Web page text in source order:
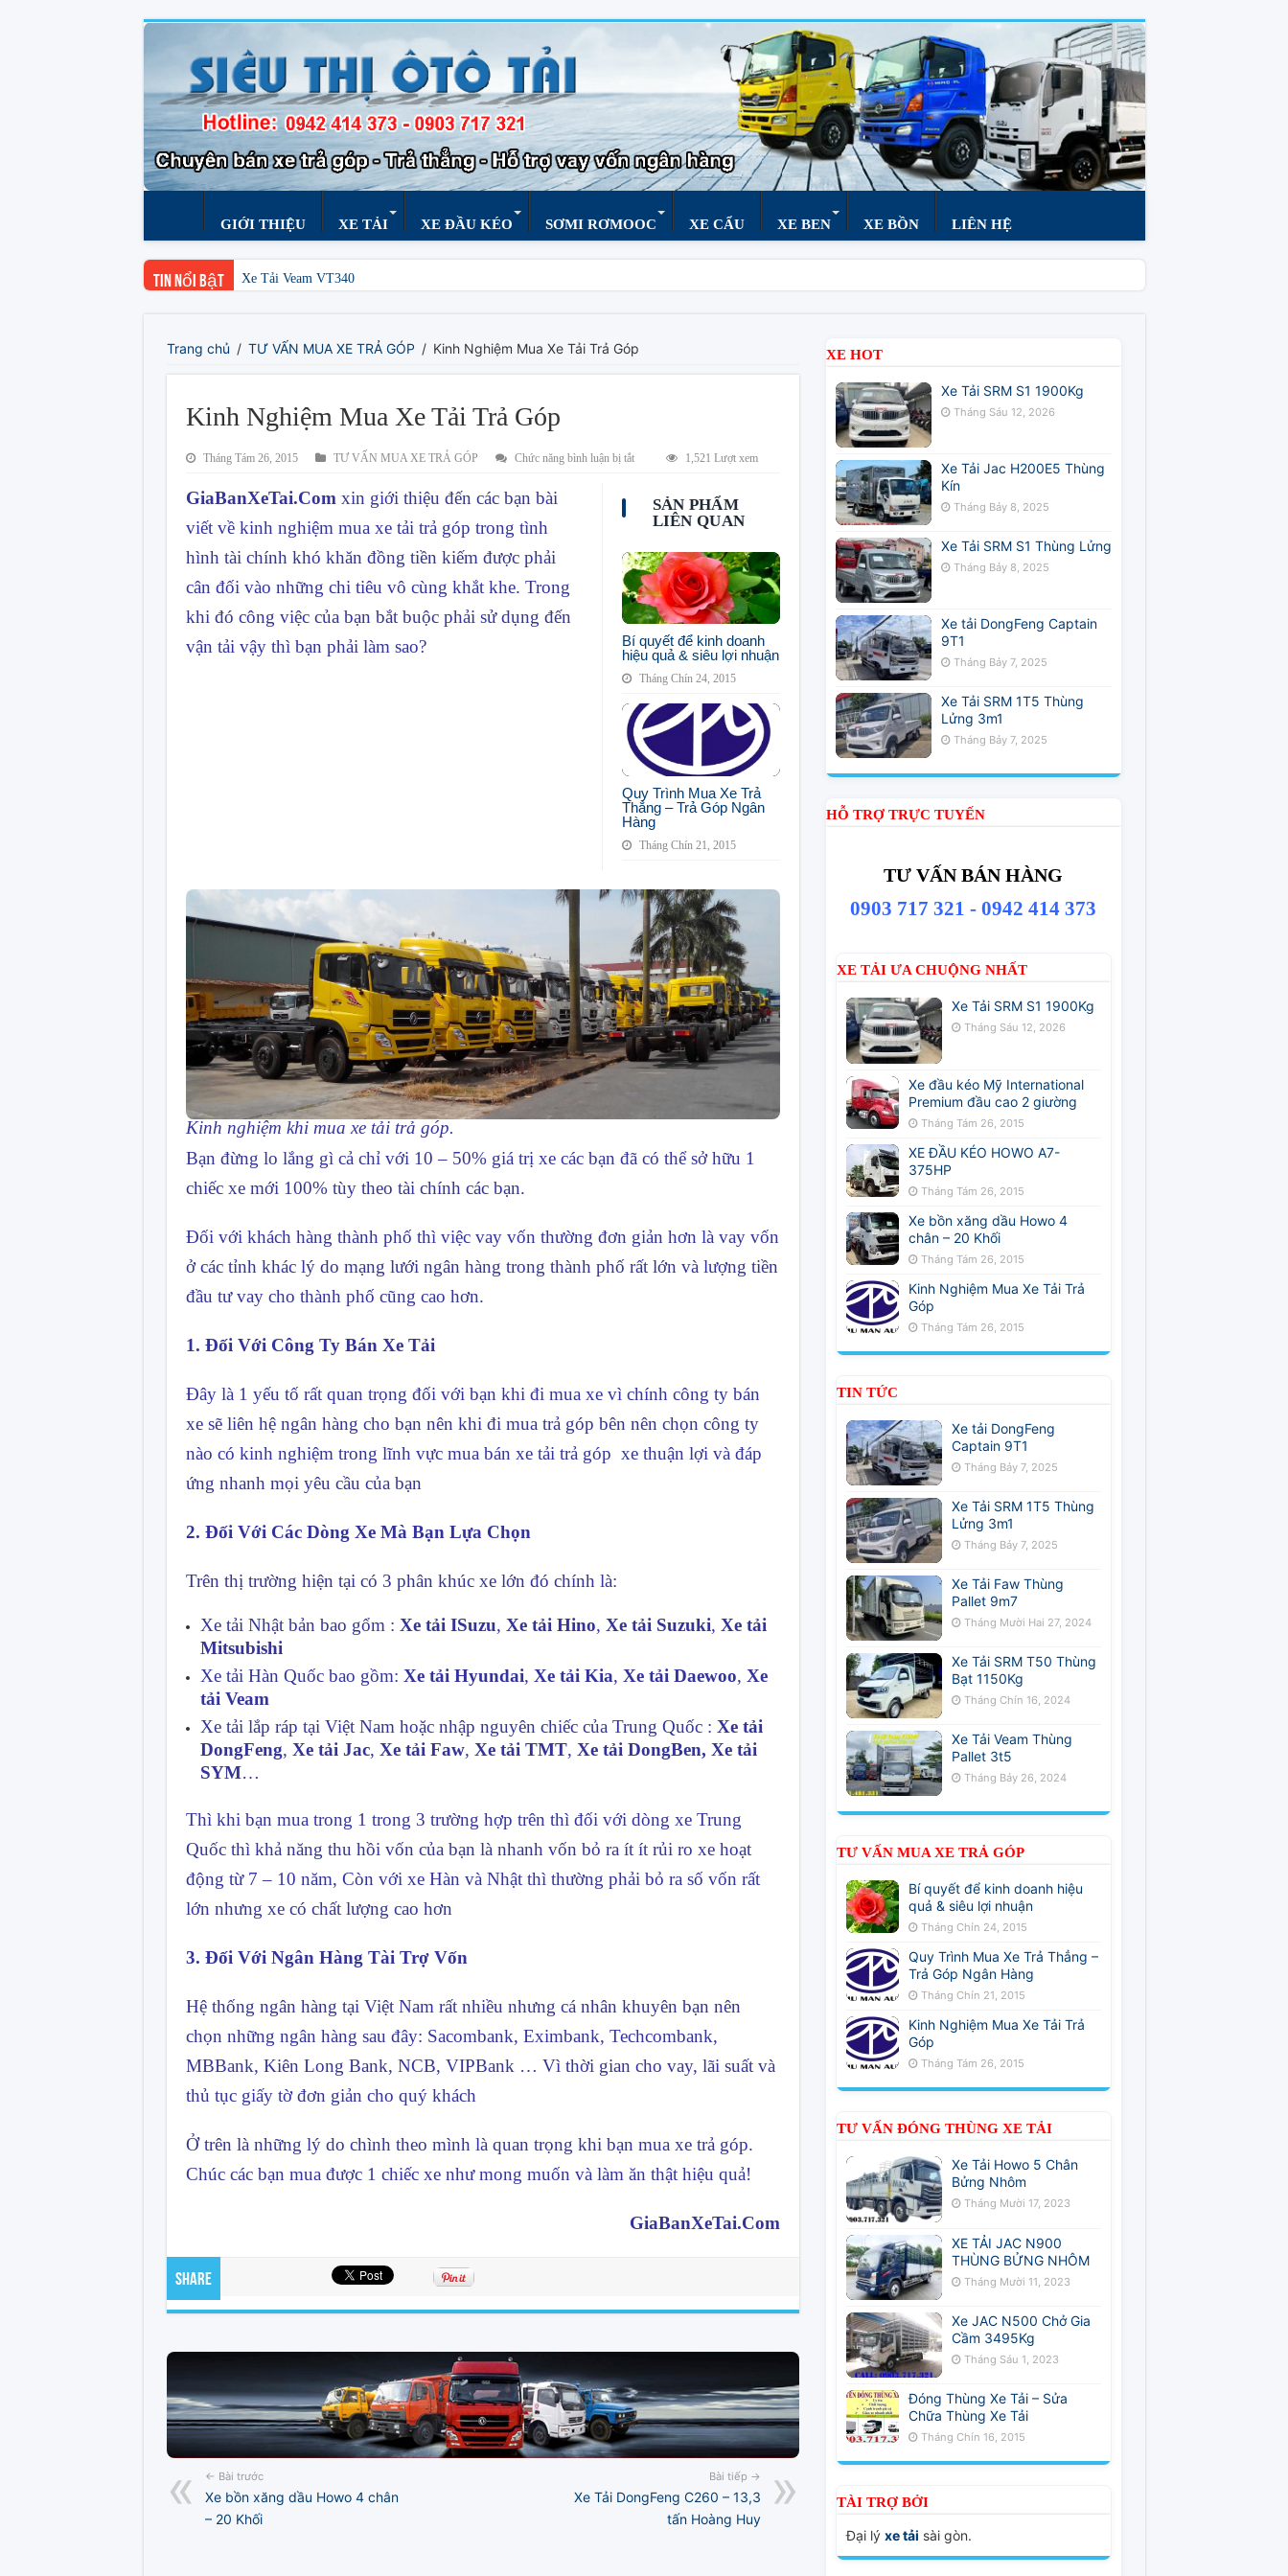
GIỚI THIỆU XE TẢI XE ĐẦU KÉO SƠMI RƠMOOC XE CẨU XE BEN XE BỒN LIÊN HỆ
Tin nổi bật Xe Tải Veam VT340
Trang chủ / TƯ VẤN MUA XE TRẢ GÓP / Kinh Nghiệm Mua Xe Tải Trả Góp
Kinh Nghiệm Mua Xe Tải Trả Góp
Tháng Tám 26, 2015 TƯ VẤN MUA XE TRẢ GÓP Chức năng bình luận bị tắtở
Nghiệm
Mua
Tải
Trả
Góp
1,521 Lượt xem
SẢN PHẨM
LIÊN QUAN
Bí quyết để kinh doanh
hiệu quả & siêu lợi nhuận
Tháng Chín 24, 2015
Quy Trình Mua Xe Trả
Thẳng – Trả Góp Ngân
Hàng
Tháng Chín 21, 2015
GiaBanXeTai.Com xin giới thiệu đến các bạn bài
viết về kinh nghiệm mua xe tải trả góp trong tình
hình tài chính khó khăn đồng tiền kiếm được phải
cân đối vào những chi tiêu vô cùng khắt khe. Trong
khi đó công việc của bạn bắt buộc phải sử dụng đến
vận tải vậy thì bạn phải làm sao?
Kinh nghiệm khi mua xe tải trả góp.
Bạn đừng lo lắng gì cả chỉ với 10 – 50% giá trị xe các bạn đã có thể sở hữu 1
chiếc xe mới 100% tùy theo tài chính các bạn.
Đối với khách hàng thành phố thì việc vay vốn thường đơn giản hơn là vay vốn
ở các tỉnh khác lý do mạng lưới ngân hàng trong thành phố rất lớn và lượng tiền
đầu tư vay cho thành phố cũng cao hơn.
1. Đối Với Công Ty Bán Xe Tải
Đây là 1 yếu tố rất quan trọng đối với bạn khi đi mua xe vì chính công ty bán
xe sẽ liên hệ ngân hàng cho bạn nên khi đi mua trả góp bên nên chọn công ty
nào có kinh nghiệm trong lĩnh vực mua bán xe tải trả góp xe thuận lợi và đáp
ứng nhanh mọi yêu cầu của bạn
2. Đối Với Các Dòng Xe Mà Bạn Lựa Chọn
Trên thị trường hiện tại có 3 phân khúc xe lớn đó chính là:
Xe tải Nhật bản bao gổm : Xe tải ISuzu, Xe tải Hino, Xe tải Suzuki, Xe tải
Mitsubishi
Xe tải Hàn Quốc bao gồm: Xe tải Hyundai, Xe tải Kia, Xe tải Daewoo, Xe
tải Veam
Xe tải lắp ráp tại Việt Nam hoặc nhập nguyên chiếc của Trung Quốc : Xe tải
DongFeng, Xe tải Jac, Xe tải Faw, Xe tải TMT, Xe tải DongBen, Xe tải
SYM…
Thì khi bạn mua trong 1 trong 3 trường hợp trên thì đối với dòng xe Trung
Quốc thì khả năng thu hồi vốn của bạn là nhanh vốn bỏ ra ít ít rủi ro xe hoạt
động từ 7 – 10 năm, Còn với xe Hàn và Nhật thì thường phải bỏ ra số vốn rất
lớn nhưng xe có chất lượng cao hơn
3. Đối Với Ngân Hàng Tài Trợ Vốn
Hệ thống ngân hàng tại Việt Nam rất nhiều nhưng cá nhân khuyên bạn nên
chọn những ngân hàng sau đây: Sacombank, Eximbank, Techcombank,
MBBank, Kiên Long Bank, NCB, VIPBank … Vì thời gian cho vay, lãi suất và
thủ tục giấy tờ đơn giản cho quý khách
Ở trên là những lý do chình theo mình là quan trọng khi bạn mua xe trả góp.
Chúc các bạn mua được 1 chiếc xe như mong muốn và làm ăn thật hiệu quả!
GiaBanXeTai.Com
Share
← Bài trước
Xe bồn xăng dầu Howo 4 chân
– 20 Khối
Bài tiếp →
Xe Tải DongFeng C260 – 13,3
tấn Hoàng Huy
XE HOT
Xe Tải SRM S1 1900Kg
Tháng Sáu 12, 2026
Xe Tải Jac H200E5 Thùng
Kín
Tháng Bảy 8, 2025
Xe Tải SRM S1 Thùng Lửng
Tháng Bảy 8, 2025
Xe tải DongFeng Captain
9T1
Tháng Bảy 7, 2025
Xe Tải SRM 1T5 Thùng
Lửng 3m1
Tháng Bảy 7, 2025
HỖ TRỢ TRỰC TUYẾN
TƯ VẤN BÁN HÀNG
0903 717 321 - 0942 414 373
XE TẢI ƯA CHUỘNG NHẤT
Xe Tải SRM S1 1900Kg
Tháng Sáu 12, 2026
Xe đầu kéo Mỹ International
Premium đầu cao 2 giường
Tháng Tám 26, 2015
XE ĐẦU KÉO HOWO A7-
375HP
Tháng Tám 26, 2015
Xe bồn xăng dầu Howo 4
chân – 20 Khối
Tháng Tám 26, 2015
Kinh Nghiệm Mua Xe Tải Trả
Góp
Tháng Tám 26, 2015
TIN TỨC
Xe tải DongFeng
Captain 9T1
Tháng Bảy 7, 2025
Xe Tải SRM 1T5 Thùng
Lửng 3m1
Tháng Bảy 7, 2025
Xe Tải Faw Thùng
Pallet 9m7
Tháng Mười Hai 27, 2024
Xe Tải SRM T50 Thùng
Bạt 1150Kg
Tháng Chín 16, 2024
Xe Tải Veam Thùng
Pallet 3t5
Tháng Bảy 26, 2024
TƯ VẤN MUA XE TRẢ GÓP
Bí quyết để kinh doanh hiệu
quả & siêu lợi nhuận
Tháng Chín 24, 2015
Quy Trình Mua Xe Trả Thẳng –
Trả Góp Ngân Hàng
Tháng Chín 21, 2015
Kinh Nghiệm Mua Xe Tải Trả
Góp
Tháng Tám 26, 2015
TƯ VẤN ĐÓNG THÙNG XE TẢI
Xe Tải Howo 5 Chân
Bửng Nhôm
Tháng Mười 17, 2023
XE TẢI JAC N900
THÙNG BỬNG NHÔM
Tháng Mười 11, 2023
Xe JAC N500 Chở Gia
Cầm 3495Kg
Tháng Sáu 1, 2023
Đóng Thùng Xe Tải – Sửa
Chữa Thùng Xe Tải
Tháng Chín 16, 2015
TÀI TRỢ BỞI
Đại lý xe tải sài gòn.